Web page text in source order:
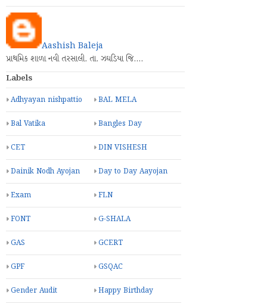
Aashish Baleja
પ્રાથમિક શાળા નવી તરસાલી. તા. ઝઘડિયા જિ.…
Labels
Adhyayan nishpattio BAL MELA
Bal Vatika Bangles Day
CET DIN VISHESH
Dainik Nodh Ayojan Day to Day Aayojan
Exam FLN
FONT G-SHALA
GAS GCERT
GPF GSQAC
Gender Audit Happy Birthday